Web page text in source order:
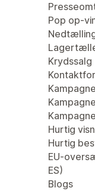
Pop op-
Krydssalg
Hurtig
Hurtig
EU-
ES)
Blogs